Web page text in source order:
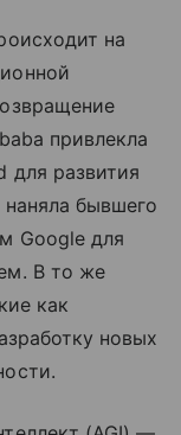
на
привлекла
для развития
наняла бывшего
Google для
В то же
как
новых